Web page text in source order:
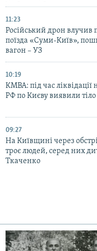
11:23
Російський дрон влучив
поїзда «Суми-Київ»,
вагон – УЗ
10:19
КМВА: під час ліквідації
РФ по Києву виявили
09:27
На Київщині через
троє людей, серед них
Ткаченко